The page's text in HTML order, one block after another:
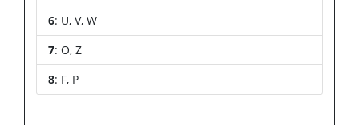
6: U, V, W
7: O, Z
8: F, P